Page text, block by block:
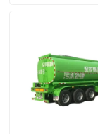
Stosowane